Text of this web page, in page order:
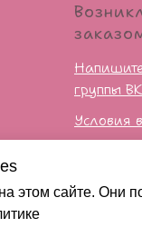
этом сайте. Они
группы
Условия